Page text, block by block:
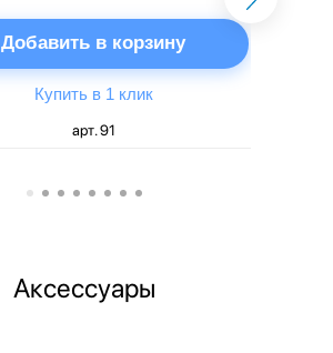
Добавить в корзину
Купить в 1 клик
арт. 91
Аксессуары